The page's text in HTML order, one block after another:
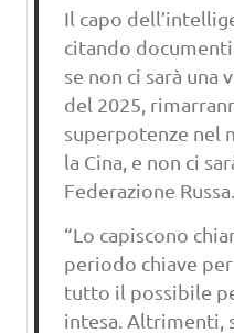
Il capo
citando documenti
se non ci sarà
del 2025,
superpotenze nel
la Cina, e non ci
Federazione Russa.
“Lo capiscono
periodo chiave
tutto il possibile
intesa. Altrimenti,